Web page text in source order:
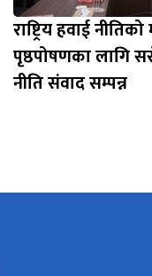
राष्ट्रिय हवाई
पृष्ठपोषणका लागि
नीति संवाद सम्पन्न